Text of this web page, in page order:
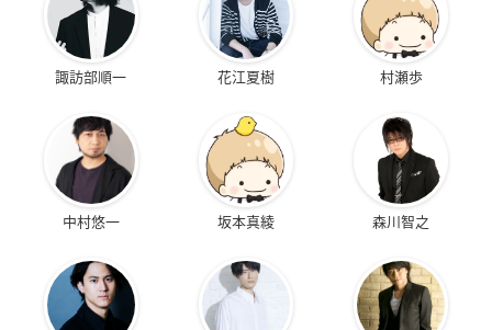
諏訪部順一 花江夏樹 村瀬歩
中村悠一 坂本真綾 森川智之